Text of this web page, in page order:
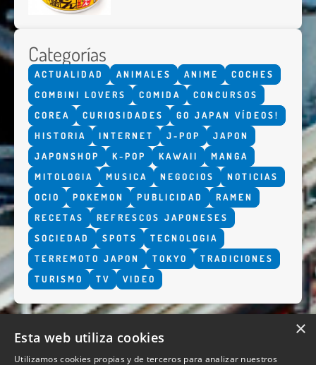
Categorías
ACTUALIDAD ANIMALES ANIME
COCHES
COMBINI LOVERS
COMIDA
CONCURSOS
COREA
CURIOSIDADES
GO JAPAN VÍDEOS!
HISTORIA
INTERNET J-POP
JAPON
JAPONSHOP
K-POP KAWAII
MANGA
MITOLOGIA
MUSICA NEGOCIOS
NOTICIAS
OCIO
POKEMON PUBLICIDAD
RAMEN
RECETAS
REFRESCOS JAPONESES
SOCIEDAD
SPOTS
TECNOLOGIA
TERREMOTO JAPON
TOKYO
TRADICIONES
TURISMO
TV VIDEO
×
Esta web utiliza cookies
Utilizamos cookies propias y de terceros para analizar nuestros